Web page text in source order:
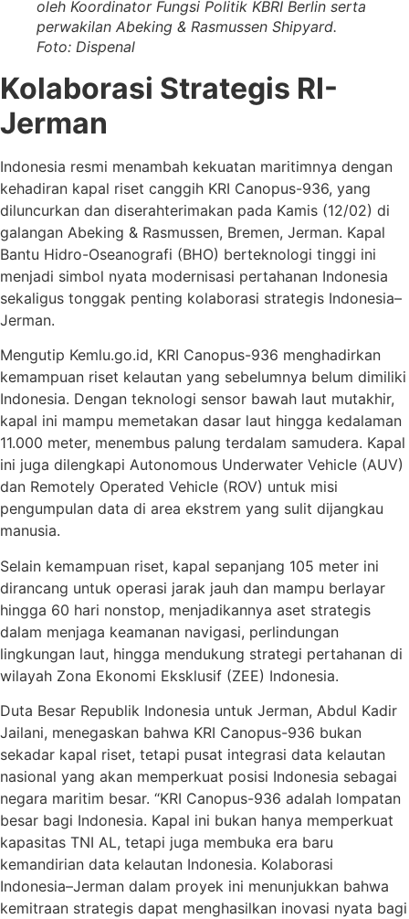
oleh Koordinator Fungsi Politik KBRI Berlin serta
perwakilan Abeking & Rasmussen Shipyard.
Foto: Dispenal
Kolaborasi Strategis RI-
Jerman
Indonesia resmi menambah kekuatan maritimnya dengan
kehadiran kapal riset canggih KRI Canopus-936, yang
diluncurkan dan diserahterimakan pada Kamis (12/02) di
galangan Abeking & Rasmussen, Bremen, Jerman. Kapal
Bantu Hidro-Oseanografi (BHO) berteknologi tinggi ini
menjadi simbol nyata modernisasi pertahanan Indonesia
sekaligus tonggak penting kolaborasi strategis Indonesia–
Jerman.
Mengutip Kemlu.go.id, KRI Canopus-936 menghadirkan
kemampuan riset kelautan yang sebelumnya belum dimiliki
Indonesia. Dengan teknologi sensor bawah laut mutakhir,
kapal ini mampu memetakan dasar laut hingga kedalaman
11.000 meter, menembus palung terdalam samudera. Kapal
ini juga dilengkapi Autonomous Underwater Vehicle (AUV)
dan Remotely Operated Vehicle (ROV) untuk misi
pengumpulan data di area ekstrem yang sulit dijangkau
manusia.
Selain kemampuan riset, kapal sepanjang 105 meter ini
dirancang untuk operasi jarak jauh dan mampu berlayar
hingga 60 hari nonstop, menjadikannya aset strategis
dalam menjaga keamanan navigasi, perlindungan
lingkungan laut, hingga mendukung strategi pertahanan di
wilayah Zona Ekonomi Eksklusif (ZEE) Indonesia.
Duta Besar Republik Indonesia untuk Jerman, Abdul Kadir
Jailani, menegaskan bahwa KRI Canopus-936 bukan
sekadar kapal riset, tetapi pusat integrasi data kelautan
nasional yang akan memperkuat posisi Indonesia sebagai
negara maritim besar. “KRI Canopus-936 adalah lompatan
besar bagi Indonesia. Kapal ini bukan hanya memperkuat
kapasitas TNI AL, tetapi juga membuka era baru
kemandirian data kelautan Indonesia. Kolaborasi
Indonesia–Jerman dalam proyek ini menunjukkan bahwa
kemitraan strategis dapat menghasilkan inovasi nyata bagi